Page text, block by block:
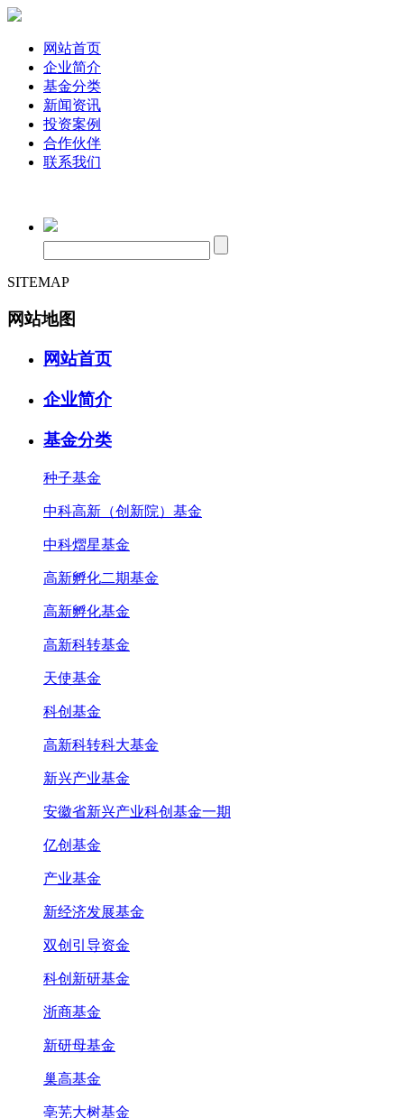
网站首页
企业简介
基金分类
新闻资讯
投资案例
合作伙伴
联系我们
SITEMAP
网站地图
网站首页
企业简介
基金分类
种子基金
中科高新（创新院）基金
中科熠星基金
高新孵化二期基金
高新孵化基金
高新科转基金
天使基金
科创基金
高新科转科大基金
新兴产业基金
安徽省新兴产业科创基金一期
亿创基金
产业基金
新经济发展基金
双创引导资金
科创新研基金
浙商基金
新研母基金
巢高基金
亳芜大树基金